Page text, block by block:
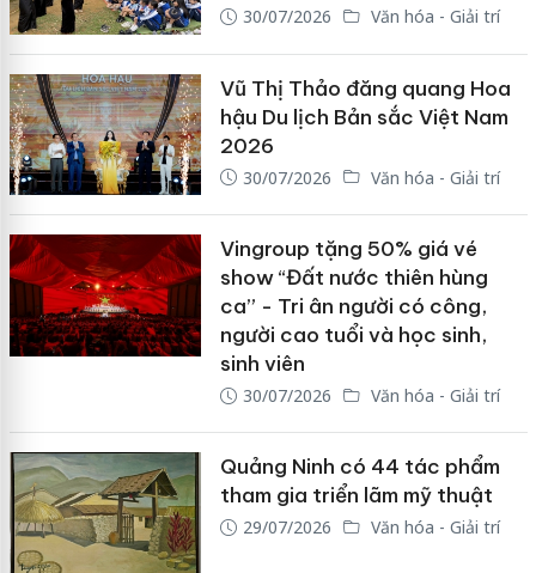
30/07/2026 Văn hóa - Giải trí
Vũ Thị Thảo đăng quang Hoa
hậu Du lịch Bản sắc Việt Nam
2026
30/07/2026 Văn hóa - Giải trí
Vingroup tặng 50% giá vé
show “Đất nước thiên hùng
ca” - Tri ân người có công,
người cao tuổi và học sinh,
sinh viên
30/07/2026 Văn hóa - Giải trí
Quảng Ninh có 44 tác phẩm
tham gia triển lãm mỹ thuật
29/07/2026 Văn hóa - Giải trí